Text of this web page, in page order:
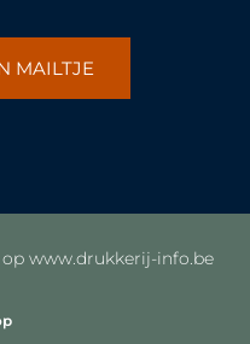
MAILTJE
www.drukkerij-info.be